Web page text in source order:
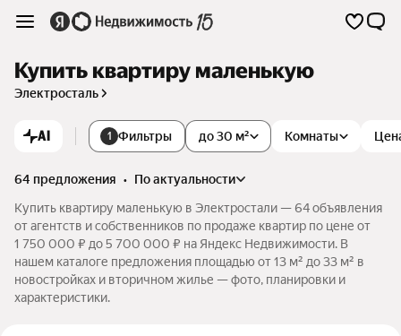
Купить квартиру маленькую
Электросталь
AI 1 Фильтры Комнаты
до 30 м²
64 предложения •
по актуальности
Купить квартиру маленькую в Электростали — 64 объявления
от агентств и собственников по продаже квартир по цене от
1 750 000 ₽ до 5 700 000 ₽ на Яндекс Недвижимости. В
нашем каталоге предложения площадью от 13 м² до 33 м² в
новостройках и вторичном жилье — фото, планировки и
характеристики.